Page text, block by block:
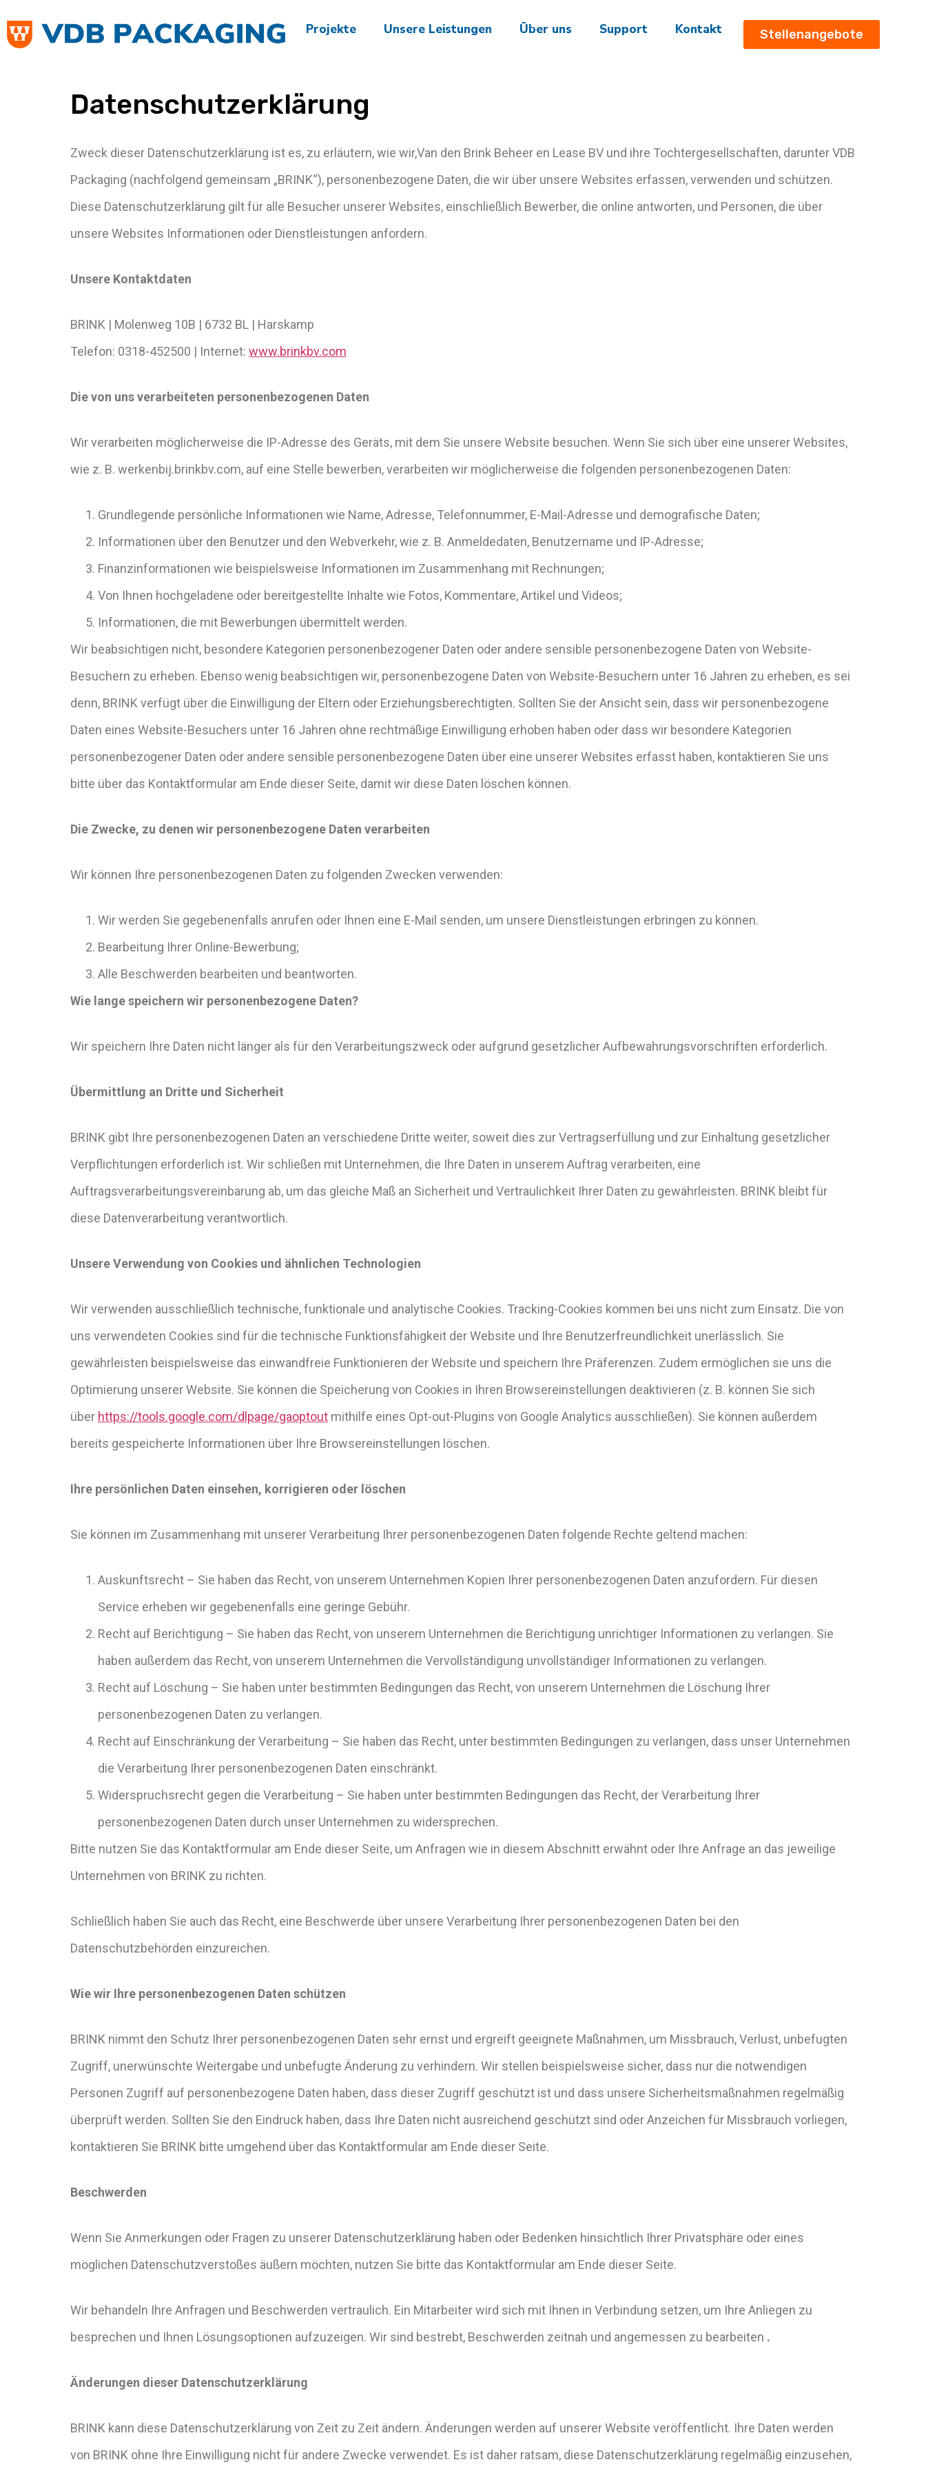
Projekte Unsere Leistungen Über uns Support Kontakt Stellenangebote
Datenschutzerklärung
Zweck dieser Datenschutzerklärung ist es, zu erläutern, wie wir,Van den Brink Beheer en Lease BV und ihre Tochtergesellschaften, darunter VDB
Packaging (nachfolgend gemeinsam „BRINK“), personenbezogene Daten, die wir über unsere Websites erfassen, verwenden und schützen.
Diese Datenschutzerklärung gilt für alle Besucher unserer Websites, einschließlich Bewerber, die online antworten, und Personen, die über
unsere Websites Informationen oder Dienstleistungen anfordern.
Unsere Kontaktdaten
BRINK | Molenweg 10B | 6732 BL | Harskamp
Telefon: 0318-452500 | Internet: www.brinkbv.com
Die von uns verarbeiteten personenbezogenen Daten
Wir verarbeiten möglicherweise die IP-Adresse des Geräts, mit dem Sie unsere Website besuchen. Wenn Sie sich über eine unserer Websites,
wie z. B. werkenbij.brinkbv.com, auf eine Stelle bewerben, verarbeiten wir möglicherweise die folgenden personenbezogenen Daten:
Grundlegende persönliche Informationen wie Name, Adresse, Telefonnummer, E-Mail-Adresse und demografische Daten;
Informationen über den Benutzer und den Webverkehr, wie z. B. Anmeldedaten, Benutzername und IP-Adresse;
Finanzinformationen wie beispielsweise Informationen im Zusammenhang mit Rechnungen;
Von Ihnen hochgeladene oder bereitgestellte Inhalte wie Fotos, Kommentare, Artikel und Videos;
Informationen, die mit Bewerbungen übermittelt werden.
Wir beabsichtigen nicht, besondere Kategorien personenbezogener Daten oder andere sensible personenbezogene Daten von Website-
Besuchern zu erheben. Ebenso wenig beabsichtigen wir, personenbezogene Daten von Website-Besuchern unter 16 Jahren zu erheben, es sei
denn, BRINK verfügt über die Einwilligung der Eltern oder Erziehungsberechtigten. Sollten Sie der Ansicht sein, dass wir personenbezogene
Daten eines Website-Besuchers unter 16 Jahren ohne rechtmäßige Einwilligung erhoben haben oder dass wir besondere Kategorien
personenbezogener Daten oder andere sensible personenbezogene Daten über eine unserer Websites erfasst haben, kontaktieren Sie uns
bitte über das Kontaktformular am Ende dieser Seite, damit wir diese Daten löschen können.
Die Zwecke, zu denen wir personenbezogene Daten verarbeiten
Wir können Ihre personenbezogenen Daten zu folgenden Zwecken verwenden:
Wir werden Sie gegebenenfalls anrufen oder Ihnen eine E-Mail senden, um unsere Dienstleistungen erbringen zu können.
Bearbeitung Ihrer Online-Bewerbung;
Alle Beschwerden bearbeiten und beantworten.
Wie lange speichern wir personenbezogene Daten?
Wir speichern Ihre Daten nicht länger als für den Verarbeitungszweck oder aufgrund gesetzlicher Aufbewahrungsvorschriften erforderlich.
Übermittlung an Dritte und Sicherheit
BRINK gibt Ihre personenbezogenen Daten an verschiedene Dritte weiter, soweit dies zur Vertragserfüllung und zur Einhaltung gesetzlicher
Verpflichtungen erforderlich ist. Wir schließen mit Unternehmen, die Ihre Daten in unserem Auftrag verarbeiten, eine
Auftragsverarbeitungsvereinbarung ab, um das gleiche Maß an Sicherheit und Vertraulichkeit Ihrer Daten zu gewährleisten. BRINK bleibt für
diese Datenverarbeitung verantwortlich.
Unsere Verwendung von Cookies und ähnlichen Technologien
Wir verwenden ausschließlich technische, funktionale und analytische Cookies. Tracking-Cookies kommen bei uns nicht zum Einsatz. Die von
uns verwendeten Cookies sind für die technische Funktionsfähigkeit der Website und Ihre Benutzerfreundlichkeit unerlässlich. Sie
gewährleisten beispielsweise das einwandfreie Funktionieren der Website und speichern Ihre Präferenzen. Zudem ermöglichen sie uns die
Optimierung unserer Website. Sie können die Speicherung von Cookies in Ihren Browsereinstellungen deaktivieren (z. B. können Sie sich
über https://tools.google.com/dlpage/gaoptout mithilfe eines Opt-out-Plugins von Google Analytics ausschließen). Sie können außerdem
bereits gespeicherte Informationen über Ihre Browsereinstellungen löschen.
Ihre persönlichen Daten einsehen, korrigieren oder löschen
Sie können im Zusammenhang mit unserer Verarbeitung Ihrer personenbezogenen Daten folgende Rechte geltend machen:
Auskunftsrecht – Sie haben das Recht, von unserem Unternehmen Kopien Ihrer personenbezogenen Daten anzufordern. Für diesen
Service erheben wir gegebenenfalls eine geringe Gebühr.
Recht auf Berichtigung – Sie haben das Recht, von unserem Unternehmen die Berichtigung unrichtiger Informationen zu verlangen. Sie
haben außerdem das Recht, von unserem Unternehmen die Vervollständigung unvollständiger Informationen zu verlangen.
Recht auf Löschung – Sie haben unter bestimmten Bedingungen das Recht, von unserem Unternehmen die Löschung Ihrer
personenbezogenen Daten zu verlangen.
Recht auf Einschränkung der Verarbeitung – Sie haben das Recht, unter bestimmten Bedingungen zu verlangen, dass unser Unternehmen
die Verarbeitung Ihrer personenbezogenen Daten einschränkt.
Widerspruchsrecht gegen die Verarbeitung – Sie haben unter bestimmten Bedingungen das Recht, der Verarbeitung Ihrer
personenbezogenen Daten durch unser Unternehmen zu widersprechen.
Bitte nutzen Sie das Kontaktformular am Ende dieser Seite, um Anfragen wie in diesem Abschnitt erwähnt oder Ihre Anfrage an das jeweilige
Unternehmen von BRINK zu richten.
Schließlich haben Sie auch das Recht, eine Beschwerde über unsere Verarbeitung Ihrer personenbezogenen Daten bei den
Datenschutzbehörden einzureichen.
Wie wir Ihre personenbezogenen Daten schützen
BRINK nimmt den Schutz Ihrer personenbezogenen Daten sehr ernst und ergreift geeignete Maßnahmen, um Missbrauch, Verlust, unbefugten
Zugriff, unerwünschte Weitergabe und unbefugte Änderung zu verhindern. Wir stellen beispielsweise sicher, dass nur die notwendigen
Personen Zugriff auf personenbezogene Daten haben, dass dieser Zugriff geschützt ist und dass unsere Sicherheitsmaßnahmen regelmäßig
überprüft werden. Sollten Sie den Eindruck haben, dass Ihre Daten nicht ausreichend geschützt sind oder Anzeichen für Missbrauch vorliegen,
kontaktieren Sie BRINK bitte umgehend über das Kontaktformular am Ende dieser Seite.
Beschwerden
Wenn Sie Anmerkungen oder Fragen zu unserer Datenschutzerklärung haben oder Bedenken hinsichtlich Ihrer Privatsphäre oder eines
möglichen Datenschutzverstoßes äußern möchten, nutzen Sie bitte das Kontaktformular am Ende dieser Seite.
Wir behandeln Ihre Anfragen und Beschwerden vertraulich. Ein Mitarbeiter wird sich mit Ihnen in Verbindung setzen, um Ihre Anliegen zu
besprechen und Ihnen Lösungsoptionen aufzuzeigen. Wir sind bestrebt, Beschwerden zeitnah und angemessen zu bearbeiten .
Änderungen dieser Datenschutzerklärung
BRINK kann diese Datenschutzerklärung von Zeit zu Zeit ändern. Änderungen werden auf unserer Website veröffentlicht. Ihre Daten werden
von BRINK ohne Ihre Einwilligung nicht für andere Zwecke verwendet. Es ist daher ratsam, diese Datenschutzerklärung regelmäßig einzusehen,